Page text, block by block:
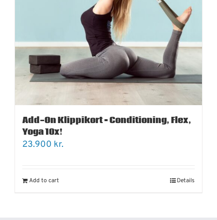
Add-On Klippikort – Conditioning, Flex,
Yoga 10x!
23.900 kr.
Add to cart Details